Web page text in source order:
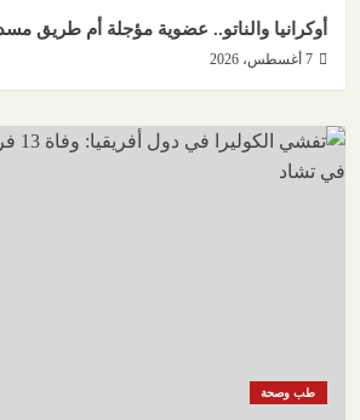
أوكرانيا والناتو.. عضوية مؤجلة أم طريق
7 أغسطس، 2026
طب وصحة